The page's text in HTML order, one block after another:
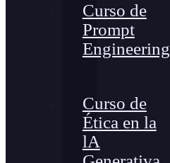
Curso de
Prompt
Engineering
Curso de
Ética en la
lA